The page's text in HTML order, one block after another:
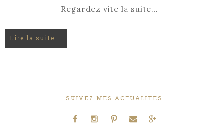
Regardez vite la suite…
Lire la suite …
SUIVEZ MES ACTUALITES